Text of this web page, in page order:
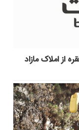
مزایده عمومی ۸۸ فقره از املاک مازاد